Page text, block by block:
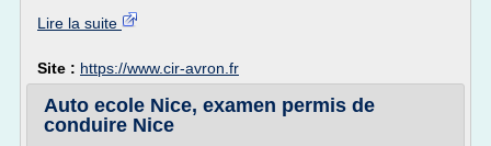
Lire la suite
Site : https://www.cir-avron.fr
Auto ecole Nice, examen permis de
conduire Nice